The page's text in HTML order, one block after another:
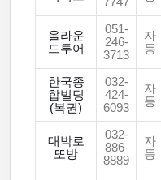
올라운
드투어
051-
246-
3713
자
동
한국종
합빌딩
(복권)
032-
424-
6093
자
동
대박로
또방
032-
886-
8889
자
동